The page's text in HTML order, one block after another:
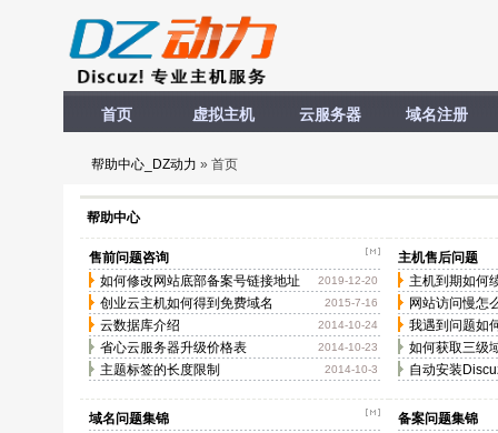
首页 虚拟主机 云服务器 域名注册
帮助中心_DZ动力 » 首页
帮助中心
售前问题咨询
2019-12-20
如何修改网站底部备案号链接地址
2015-7-16
创业云主机如何得到免费域名
2014-10-24
云数据库介绍
2014-10-23
省心云服务器升级价格表
2014-10-3
主题标签的长度限制
主机售后问题
主机到期如何
网站访问慢怎
我遇到问题如
如何获取三级
自动安装
域名问题集锦
备案问题集锦